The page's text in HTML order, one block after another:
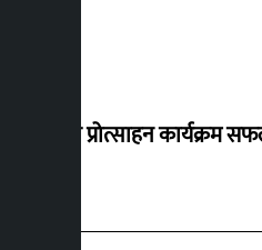
‘करदाता प्रोत्साहन कार्यक्रम